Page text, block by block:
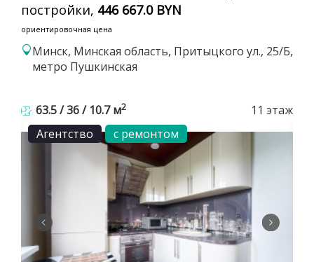
постройки, 446 667.0 BYN
ориентировочная цена
Минск, Минская область, Притыцкого ул., 25/Б,
метро Пушкинская
63.5 / 36 / 10.7 м2
11 этаж
Агентство
с ремонтом